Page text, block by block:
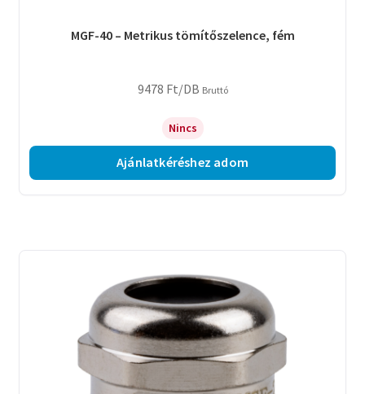
MGF-40 – Metrikus tömítőszelence, fém
9478 Ft/DB Bruttó
Nincs
Ajánlatkéréshez adom